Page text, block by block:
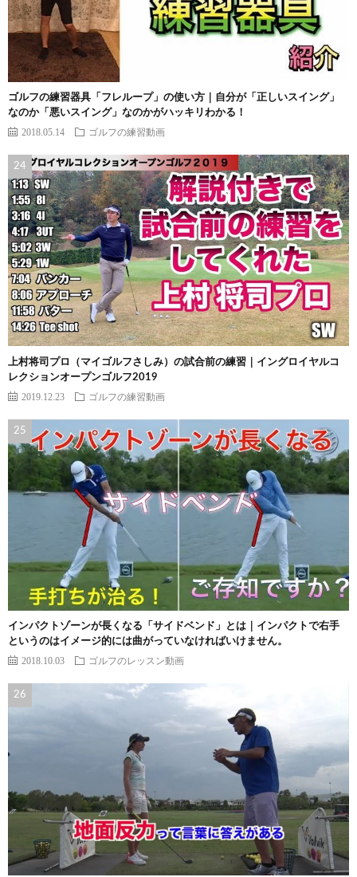
ゴルフの練習器具「フレループ」の使い方｜自分が「正しいスイング」
なのか「悪いスイング」なのかがハッキリわかる！
2018.05.14 ゴルフの練習動画
上村将司プロ（マイゴルフさしみ）の試合前の練習｜イングロイヤルコ
レクションオープンゴルフ2019
2019.12.23 ゴルフの練習動画
インパクトゾーンが長くなる「サイドベンド」とは｜インパクトで右手
というのはイメージ的には曲がっていなければいけません。
2018.10.03 ゴルフのレッスン動画